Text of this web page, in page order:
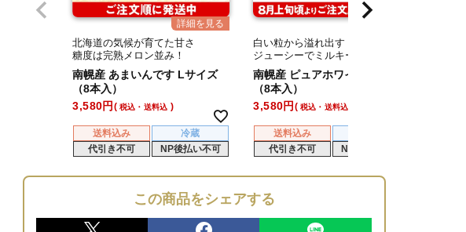
北海道の気候が育てた甘さ
糖度は完熟メロン並み！
南幌産 あまいんです Lサイズ
（8本入）
送料込み
冷蔵
代引き不可
NP後払い不可
3,580 税込・送料込
白い粒から溢れ出す
ジューシーでミルキーな果汁
南幌産 ピュアホワイト Lサイズ
（8本入）
送料込み
代引き不可
NP後払い不可
3,580 税込・送料込
この商品をシェアする